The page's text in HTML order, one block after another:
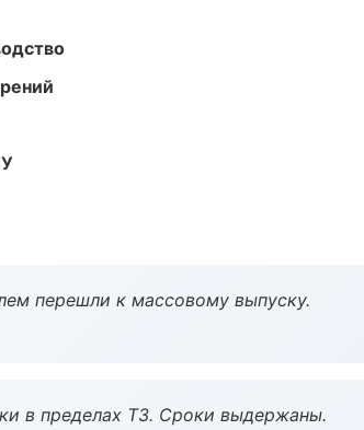
перешли к массовому выпуску.
в пределах ТЗ. Сроки выдержаны.